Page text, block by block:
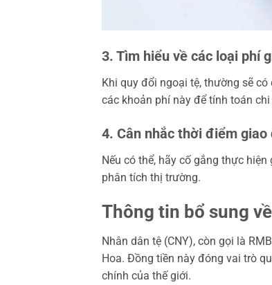
3. Tìm hiểu về các loại phí
Khi quy đổi ngoại tệ, thường sẽ
các khoản phí này để tính toán
4. Cân nhắc thời điểm giao
Nếu có thể, hãy cố gắng thực
phân tích thị trường.
Thông tin bổ sung
Nhân dân tệ (CNY), còn gọi là
Hoa. Đồng tiền này đóng vai trò
chính của thế giới.